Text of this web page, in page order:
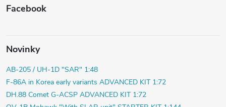
Facebook
Novinky
AB-205 / UH-1D "SAR" 1:48
F-86A in Korea early variants ADVANCED KIT 1:72
DH.88 Comet G-ACSP ADVANCED KIT 1:72